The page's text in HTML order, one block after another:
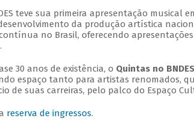
teve sua primeira apresentação musical
da produção artística
no Brasil, oferecendo
.
30 anos de existência, o Quintas no BNDES
espaço tanto para artistas renomados,
de suas carreiras, pelo palco do Espaço
reserva de ingressos.